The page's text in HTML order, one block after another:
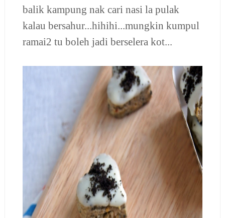
balik kampung nak cari nasi la pulak
kalau bersahur...hihihi...mungkin kumpul
ramai2 tu boleh jadi berselera kot...